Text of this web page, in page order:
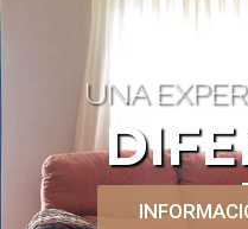
UNA